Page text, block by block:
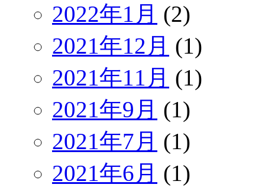
2022年1月 (2)
2021年12月 (1)
2021年11月 (1)
2021年9月 (1)
2021年7月 (1)
2021年6月 (1)